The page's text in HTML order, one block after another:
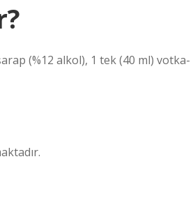
(%12 alkol), 1 tek (40 ml) votka-